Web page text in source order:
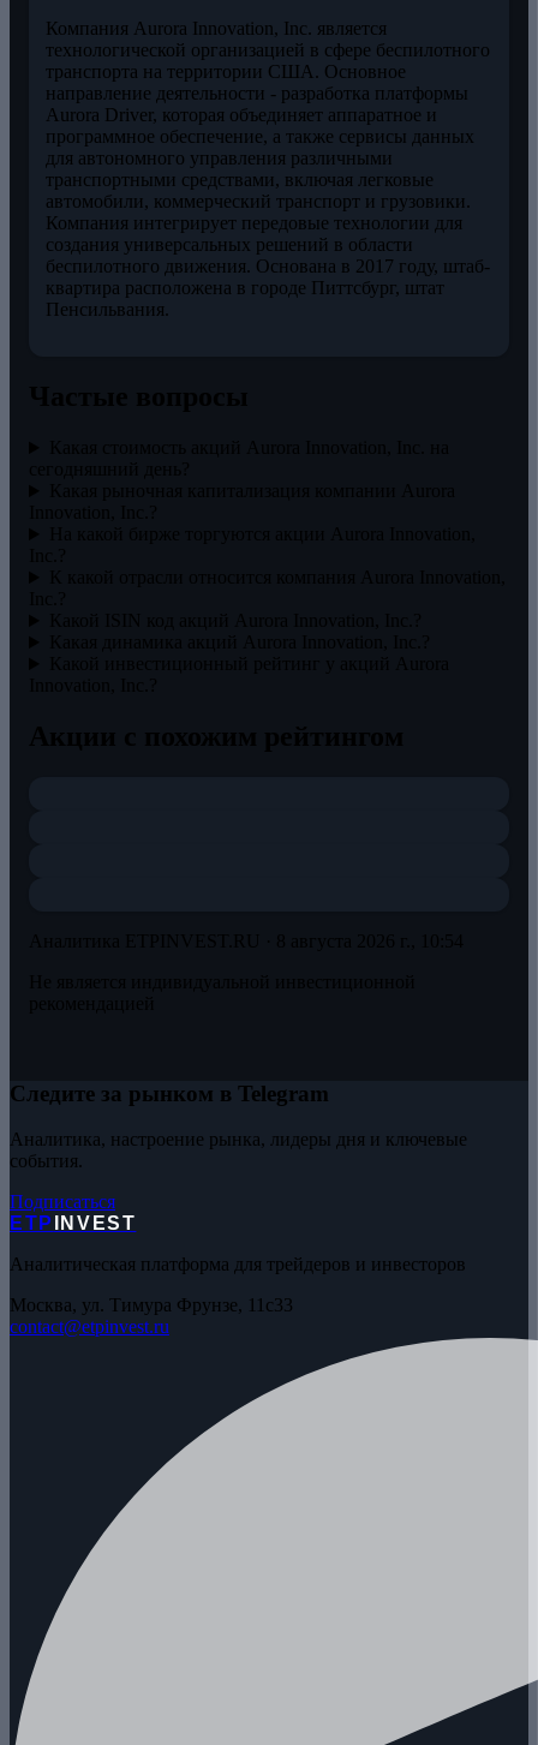
Компания Aurora Innovation, Inc. является
технологической организацией в сфере беспилотного
транспорта на территории США. Основное
направление деятельности - разработка платформы
Aurora Driver, которая объединяет аппаратное и
программное обеспечение, а также сервисы данных
для автономного управления различными
транспортными средствами, включая легковые
автомобили, коммерческий транспорт и грузовики.
Компания интегрирует передовые технологии для
создания универсальных решений в области
беспилотного движения. Основана в 2017 году, штаб-
квартира расположена в городе Питтсбург, штат
Пенсильвания.
Следите за рынком в Telegram
Аналитика, настроение рынка, лидеры дня и ключевые
события.
Подписаться
ETP
INVEST
Аналитическая платформа для трейдеров и инвесторов
Москва, ул. Тимура Фрунзе, 11с33
contact@etpinvest.ru